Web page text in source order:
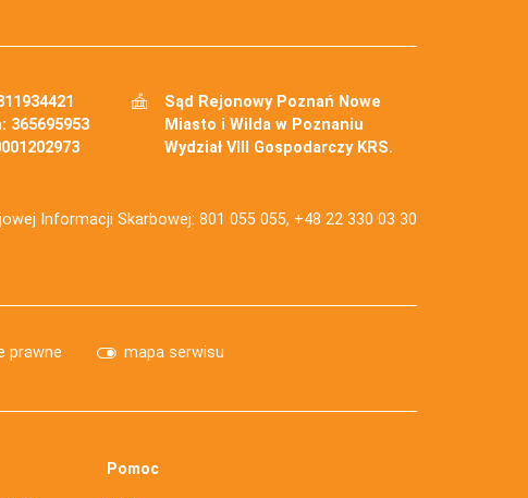
365695953
Sąd Rejonowy Poznań Nowe
Miasto i Wilda w Poznaniu
Wydział VIII Gospodarczy KRS.
Informacji Skarbowej: 801 055 055, +48 22 330 03 30
prawne mapa serwisu
Pomoc